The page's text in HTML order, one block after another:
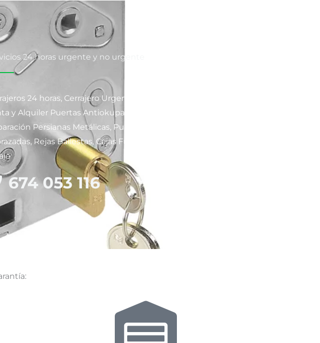
24 horas urgente y no urgente
24 horas, Cerrajero Urgente y No Urgente,
y Alquiler Puertas Antiokupas, Motorización y
Persianas Metálicas, Puertas Blindadas y
Rejas Ballestas, Cajas Fuertes y Puertas de
674 053 116